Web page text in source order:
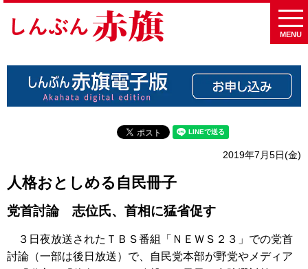
MENU
2019年7月5日(金)
人格おとしめる自民冊子
党首討論 志位氏、首相に猛省促す
３日夜放送されたＴＢＳ番組「ＮＥＷＳ２３」での党首
討論（一部は後日放送）で、自民党本部が野党やメディア